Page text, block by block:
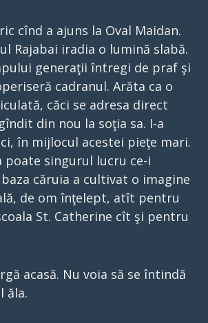
cînd a ajuns la Oval Maidan.
Rajabai iradia o lumină slabă.
generaţii întregi de praf şi
cadranul. Arăta ca o
căci se adresa direct
din nou la soţia sa. I-a
în mijlocul acestei pieţe mari.
poate singurul lucru ce-i
căruia a cultivat o imagine
de om înţelept, atît pentru
St. Catherine cît şi pentru
acasă. Nu voia să se întindă
ăla.